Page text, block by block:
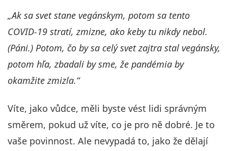
Medzi Majstrom a žiakmi 2020-07-02 15900Zobrazenia
Láska Tim Qo Tu zvíťazí, 5. časť
z 9
6
27:46
Láska Tim Qo Tu zvíťazí, 6. časť
z 9
„Ak sa svet stane vegánskym, potom sa tento
COVID-19 stratí, zmizne, ako keby tu nikdy nebol.
(Páni.) Potom, čo by sa celý svet zajtra stal vegánsky,
potom hľa, zbadali by sme, že pandémia by
okamžite zmizla.“
Víte, jako vůdce, měli byste vést lidi správným
směrem, pokud už víte, co je pro ně dobré. Je to
vaše povinnost. Ale nevypadá to, jako že dělají